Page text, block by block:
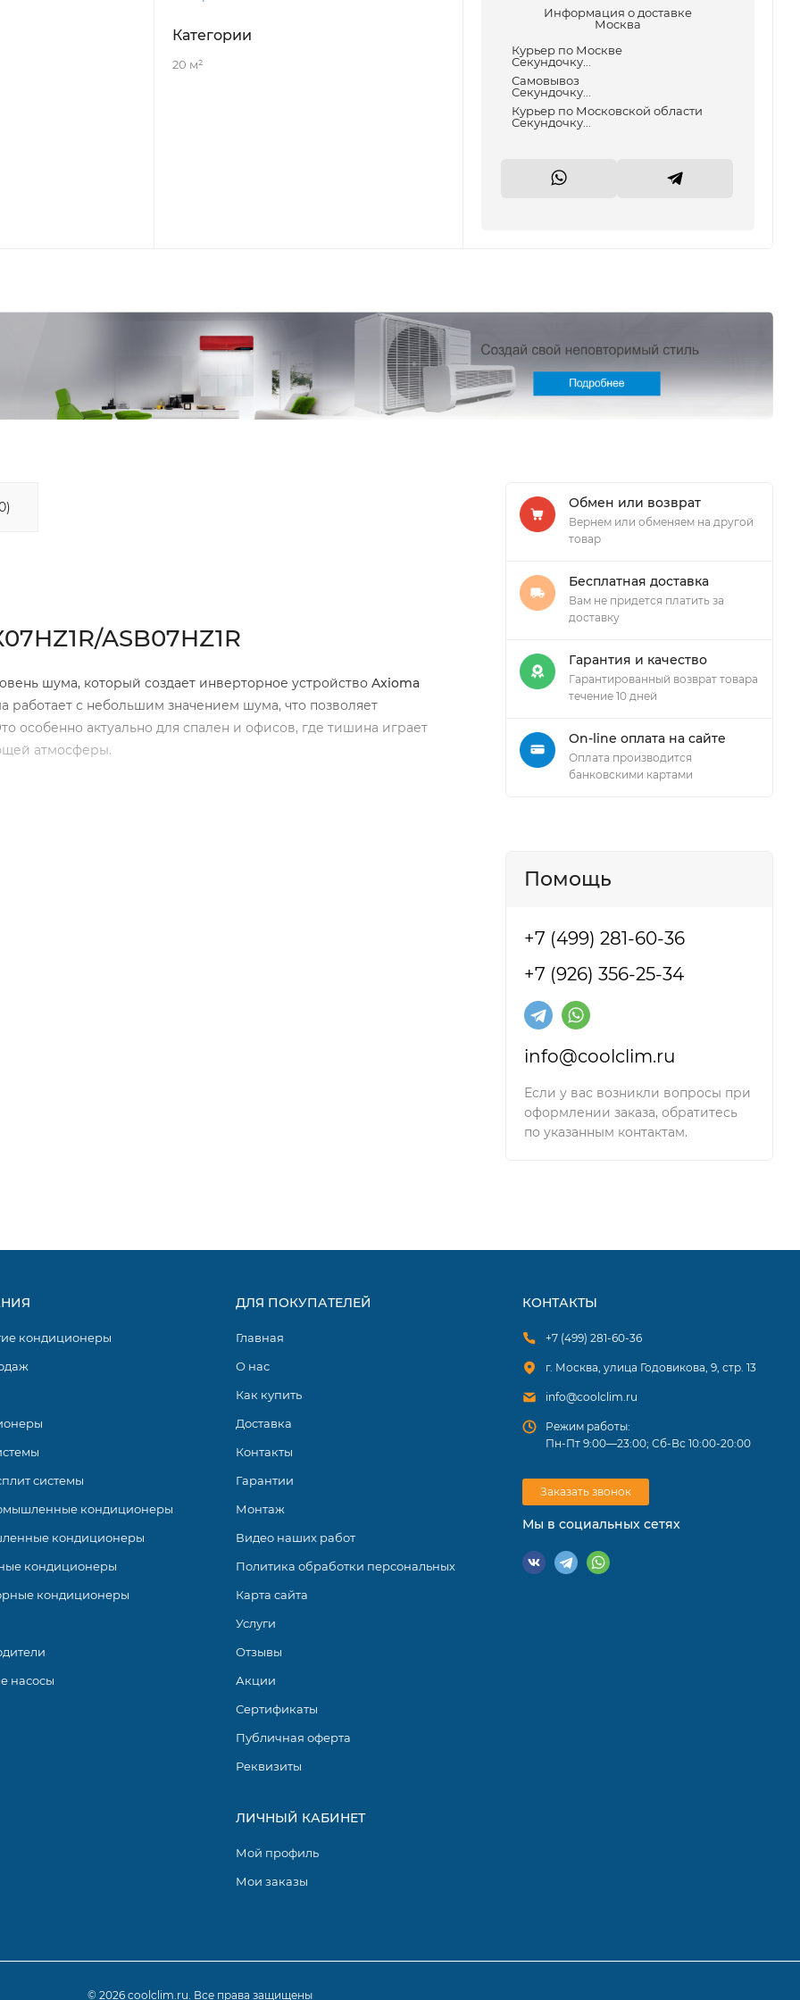
Категории
20 м²
Информация о доставке
Москва
Курьер по Москве
Секундочку...
Самовывоз
Секундочку...
Курьер по Московской области
Секундочку...
ASB07HZ1R
шума, который создает инверторное устройство Axioma
работает с небольшим значением шума, что позволяет
особенно актуально для спален и офисов, где тишина играет
атмосферы.
длительной гарантией производителя. Кроме того,
в своих настенных кондиционерах безопасные для природы
Обмен или возврат
Вернем или обменяем на другой
товар
Бесплатная доставка
Вам не придется платить за
доставку
Гарантия и качество
Гарантированный возврат товара
течение 10 дней
On-line оплата на сайте
Оплата производится
банковскими картами
Помощь
+7 (499) 281-60-36
+7 (926) 356-25-34
info@coolclim.ru
Если у вас возникли вопросы при
оформлении заказа, обратитесь
по указанным контактам.
кондиционеры
системы
кондиционеры
кондиционеры
кондиционеры
кондиционеры
насосы
ДЛЯ ПОКУПАТЕЛЕЙ
Главная
О нас
Как купить
Доставка
Контакты
Гарантии
Монтаж
Видео наших работ
Политика обработки персональных
Карта сайта
Услуги
Отзывы
Акции
Сертификаты
Публичная оферта
Реквизиты
ЛИЧНЫЙ КАБИНЕТ
Мой профиль
Мои заказы
КОНТАКТЫ
+7 (499) 281-60-36
г. Москва, улица Годовикова, 9, стр. 13
info@coolclim.ru
Режим работы:
Пн-Пт 9:00—23:00; Сб-Вс 10:00-20:00
Заказать звонок
Мы в социальных сетях
© 2026 coolclim.ru. Все права защищены